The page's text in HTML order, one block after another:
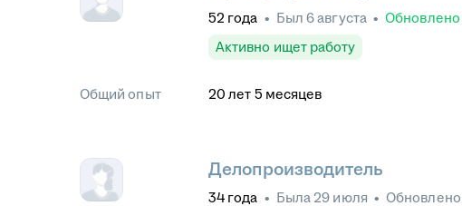
52 года • Был 6 августа • Обновлено
Активно ищет работу
Общий опыт 20 лет 5 месяцев
Делопроизводитель
34 года • Была 29 июля • Обновлено